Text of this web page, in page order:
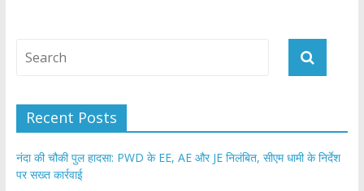
Recent Posts
नंदा की चौकी पुल हादसा: PWD के EE, AE और JE निलंबित, सीएम धामी के निर्देश
पर सख्त कार्रवाई